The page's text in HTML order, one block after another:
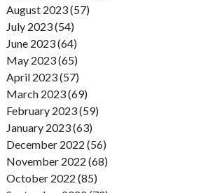
August 2023 (57)
July 2023 (54)
June 2023 (64)
May 2023 (65)
April 2023 (57)
March 2023 (69)
February 2023 (59)
January 2023 (63)
December 2022 (56)
November 2022 (68)
October 2022 (85)